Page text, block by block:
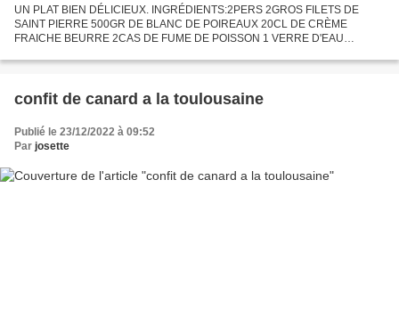
UN PLAT BIEN DÉLICIEUX. INGRÉDIENTS:2PERS 2GROS FILETS DE
SAINT PIERRE 500GR DE BLANC DE POIREAUX 20CL DE CRÈME
FRAICHE BEURRE 2CAS DE FUME DE POISSON 1 VERRE D'EAU
diluer le fumé de...
confit de canard a la toulousaine
Publié le 23/12/2022 à 09:52
Par josette